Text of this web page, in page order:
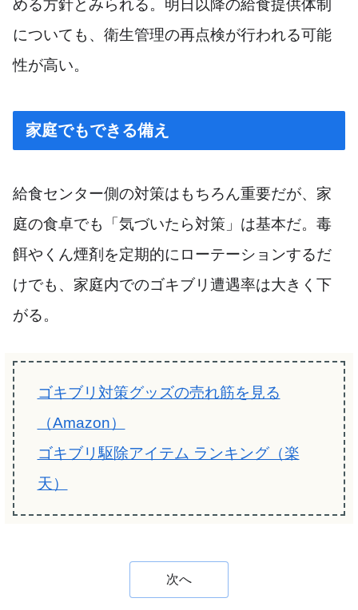
める方針とみられる。明日以降の給食提供体制
についても、衛生管理の再点検が行われる可能
性が高い。
家庭でもできる備え
給食センター側の対策はもちろん重要だが、家
庭の食卓でも「気づいたら対策」は基本だ。毒
餌やくん煙剤を定期的にローテーションするだ
けでも、家庭内でのゴキブリ遭遇率は大きく下
がる。
ゴキブリ対策グッズの売れ筋を見る
（Amazon）
ゴキブリ駆除アイテム ランキング（楽
天）
次へ